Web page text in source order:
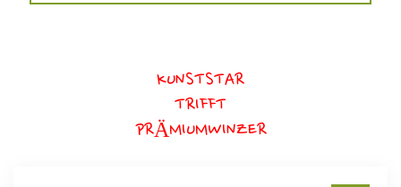
KUNSTSTAR
TRIFFT
PRÄMIUMWINZER